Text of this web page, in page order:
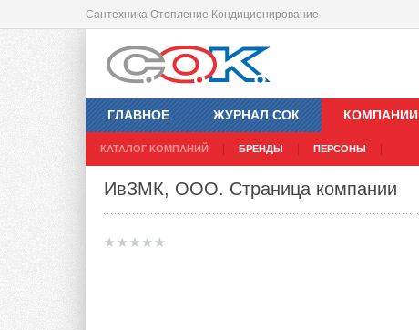
Сантехника Отопление Кондиционирование
ГЛАВНОЕ ЖУРНАЛ СОК КОМПАНИИ
КАТАЛОГ КОМПАНИЙ БРЕНДЫ ПЕРСОНЫ
ИвЗМК, ООО. Страница компании